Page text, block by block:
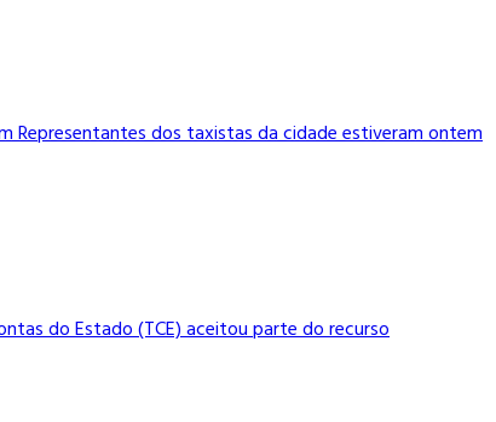
Representantes dos taxistas da cidade estiveram ontem
do Estado (TCE) aceitou parte do recurso